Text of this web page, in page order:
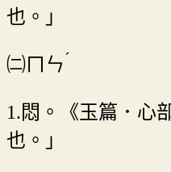
也。」
㈡ㄇㄣˊ
1.悶。《玉篇．心
也。」